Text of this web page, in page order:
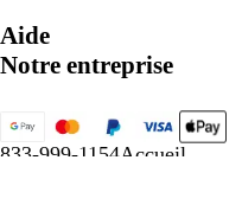
Aide
Notre entreprise
833-999-1154Accueil